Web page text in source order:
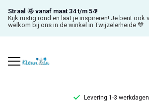
Straal 🌞 vanaf maat 34 t/m 54!
Kijk rustig rond en laat je inspireren! Je bent ook
welkom bij ons in de winkel in Twijzelerheide 💙
Levering 1-3 werkdagen